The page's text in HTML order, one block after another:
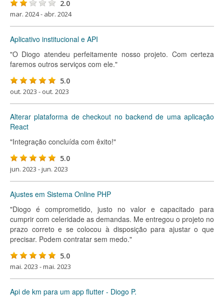
2.0
mar. 2024 - abr. 2024
Aplicativo institucional e API
"O Diogo atendeu perfeitamente nosso projeto. Com certeza
faremos outros serviços com ele."
5.0
out. 2023 - out. 2023
Alterar plataforma de checkout no backend de uma aplicação
React
"Integração concluída com êxito!"
5.0
jun. 2023 - jun. 2023
Ajustes em Sistema Online PHP
"Diogo é comprometido, justo no valor e capacitado para
cumprir com celeridade as demandas. Me entregou o projeto no
prazo correto e se colocou à disposição para ajustar o que
precisar. Podem contratar sem medo."
5.0
mai. 2023 - mai. 2023
Api de km para um app flutter - Diogo P.